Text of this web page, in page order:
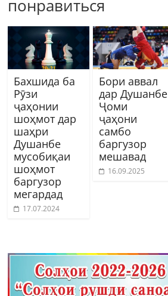
понравиться
Бахшида ба
Рӯзи
ҷаҳонии
шоҳмот дар
шаҳри
Душанбе
мусобиқаи
шоҳмот
баргузор
мегардад
17.07.2024
Бори аввал
дар Душанбе
Ҷоми
ҷаҳони
самбо
баргузор
мешавад
16.09.2025